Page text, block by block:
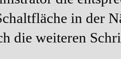
in der
die weiteren